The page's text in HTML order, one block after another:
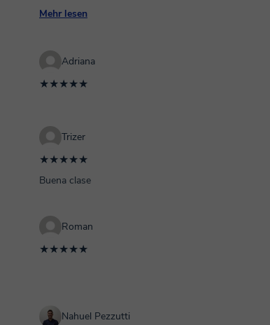
Mehr lesen
Adriana
★★★★★
Trizer
★★★★★
Buena clase
Roman
★★★★★
Nahuel Pezzutti